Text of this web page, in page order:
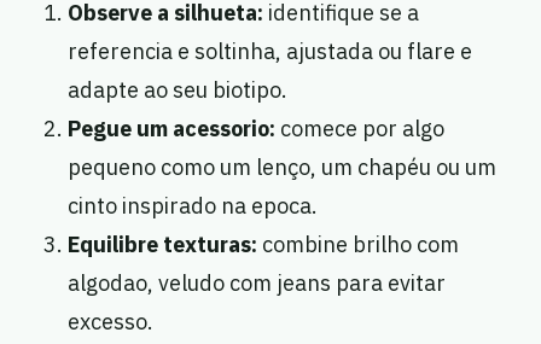
Observe a silhueta: identifique se a
referencia e soltinha, ajustada ou flare e
adapte ao seu biotipo.
Pegue um acessorio: comece por algo
pequeno como um lenço, um chapéu ou um
cinto inspirado na epoca.
Equilibre texturas: combine brilho com
algodao, veludo com jeans para evitar
excesso.